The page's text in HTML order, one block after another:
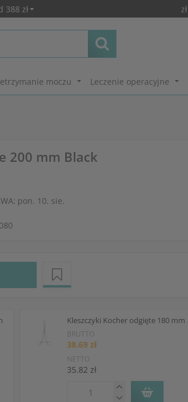
388 zł zł
moczu Leczenie operacyjne
200 mm Black
pon. 10. sie.
Kleszczyki Kocher odgięte 180 mm
BRUTTO
38.69 zł
NETTO
35.82 zł